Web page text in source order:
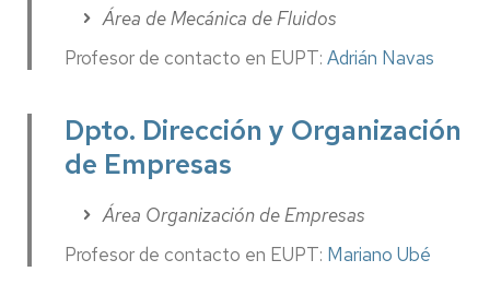
Área de Mecánica de Fluidos
Profesor de contacto en EUPT: Adrián Navas
Dpto. Dirección y Organización
de Empresas
Área Organización de Empresas
Profesor de contacto en EUPT: Mariano Ubé